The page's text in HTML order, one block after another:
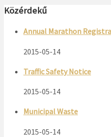
Közérdekű
Annual Marathon
2015-05-14
Traffic Safety Notice
2015-05-14
Municipal Waste
2015-05-14